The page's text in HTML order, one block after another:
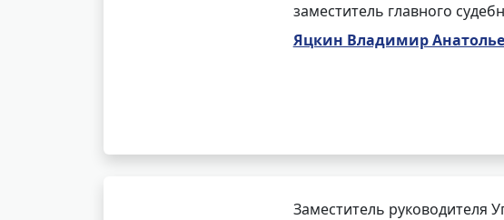
заместитель главного
Яцкин Владимир
Заместитель руководителя